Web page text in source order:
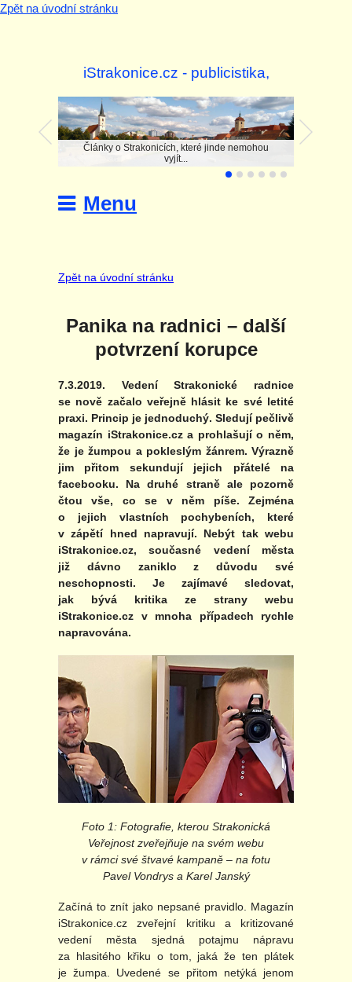
Zpět na úvodní stránku
iStrakonice.cz - publicistika,
investigace
Články o Strakonicích, které jinde nemohou
vyjít...
Menu
Zpět na úvodní stránku
Panika na radnici – další
potvrzení korupce
7.3.2019. Vedení Strakonické radnice
se nově začalo veřejně hlásit ke své letité
praxi. Princip je jednoduchý. Sledují pečlivě
magazín iStrakonice.cz a prohlašují o něm,
že je žumpou a pokleslým žánrem. Výrazně
jim přitom sekundují jejich přátelé na
facebooku. Na druhé straně ale pozorně
čtou vše, co se v něm píše. Zejména
o jejich vlastních pochybeních, které
v zápětí hned napravují. Nebýt tak webu
iStrakonice.cz, současné vedení města
již dávno zaniklo z důvodu své
neschopnosti. Je zajímavé sledovat,
jak bývá kritika ze strany webu
iStrakonice.cz v mnoha případech rychle
napravována.
Foto 1: Fotografie, kterou Strakonická
Veřejnost zveřejňuje na svém webu
v rámci své štvavé kampaně – na fotu
Pavel Vondrys a Karel Janský
Začíná to znít jako nepsané pravidlo. Magazín
iStrakonice.cz zveřejní kritiku a kritizované
vedení města sjedná potajmu nápravu
za hlasitého křiku o tom, jaká že ten plátek
je žumpa. Uvedené se přitom netýká jenom